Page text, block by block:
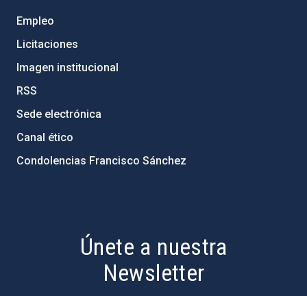
Empleo
Licitaciones
Imagen institucional
RSS
Sede electrónica
Canal ético
Condolencias Francisco Sánchez
Únete a nuestra
Newsletter